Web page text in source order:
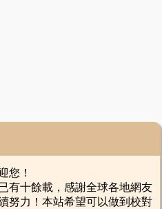
您！
十餘載，感謝全球各地網友
努力！本站希望可以做到校對